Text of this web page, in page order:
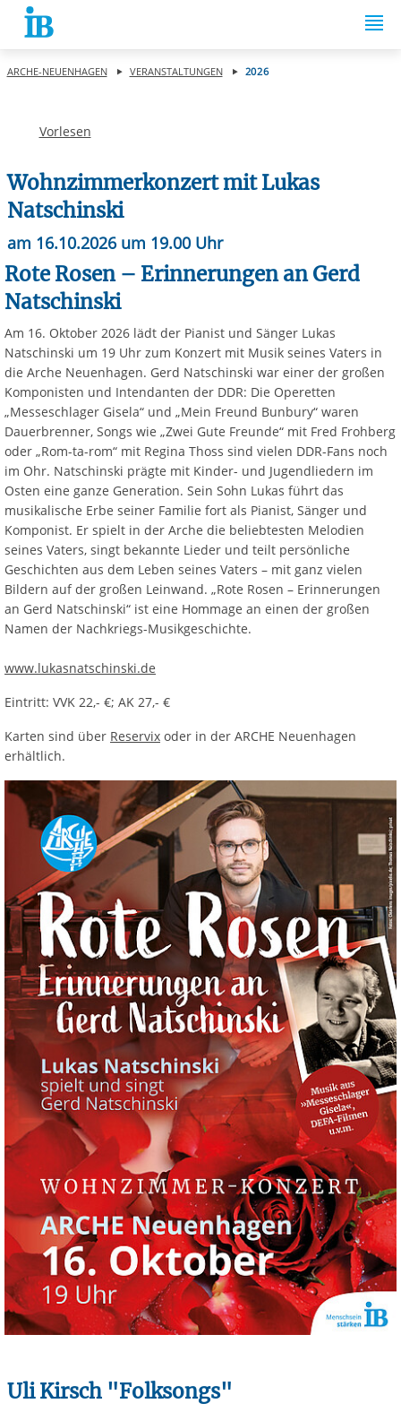
Springe zum Inhalt
ARCHE-NEUENHAGEN VERANSTALTUNGEN 2026
Vorlesen
Wohnzimmerkonzert mit Lukas
Natschinski
am 16.10.2026 um 19.00 Uhr
Rote Rosen – Erinnerungen an Gerd
Natschinski
Am 16. Oktober 2026 lädt der Pianist und Sänger Lukas
Natschinski um 19 Uhr zum Konzert mit Musik seines Vaters in
die Arche Neuenhagen. Gerd Natschinski war einer der großen
Komponisten und Intendanten der DDR: Die Operetten
„Messeschlager Gisela“ und „Mein Freund Bunbury“ waren
Dauerbrenner, Songs wie „Zwei Gute Freunde“ mit Fred Frohberg
oder „Rom-ta-rom“ mit Regina Thoss sind vielen DDR-Fans noch
im Ohr. Natschinski prägte mit Kinder- und Jugendliedern im
Osten eine ganze Generation. Sein Sohn Lukas führt das
musikalische Erbe seiner Familie fort als Pianist, Sänger und
Komponist. Er spielt in der Arche die beliebtesten Melodien
seines Vaters, singt bekannte Lieder und teilt persönliche
Geschichten aus dem Leben seines Vaters – mit ganz vielen
Bildern auf der großen Leinwand. „Rote Rosen – Erinnerungen
an Gerd Natschinski“ ist eine Hommage an einen der großen
Namen der Nachkriegs-Musikgeschichte.
www.lukasnatschinski.de
Eintritt: VVK 22,- €; AK 27,- €
Karten sind über Reservix oder in der ARCHE Neuenhagen
erhältlich.
Uli Kirsch "Folksongs"